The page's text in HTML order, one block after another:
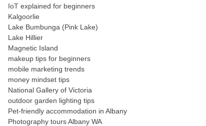
IoT explained for beginners
Kalgoorlie
Lake Bumbunga (Pink Lake)
Lake Hillier
Magnetic Island
makeup tips for beginners
mobile marketing trends
money mindset tips
National Gallery of Victoria
outdoor garden lighting tips
Pet-friendly accommodation in Albany
Photography tours Albany WA